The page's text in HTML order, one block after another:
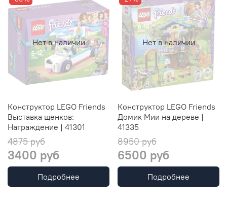
Нет в наличии
Конструктор LEGO Friends
Выставка щенков:
Награждение | 41301
4875 руб
3400 руб
Подробнее
Нет в наличии
Конструктор LEGO Friends
Домик Мии на дереве |
41335
8950 руб
6500 руб
Подробнее